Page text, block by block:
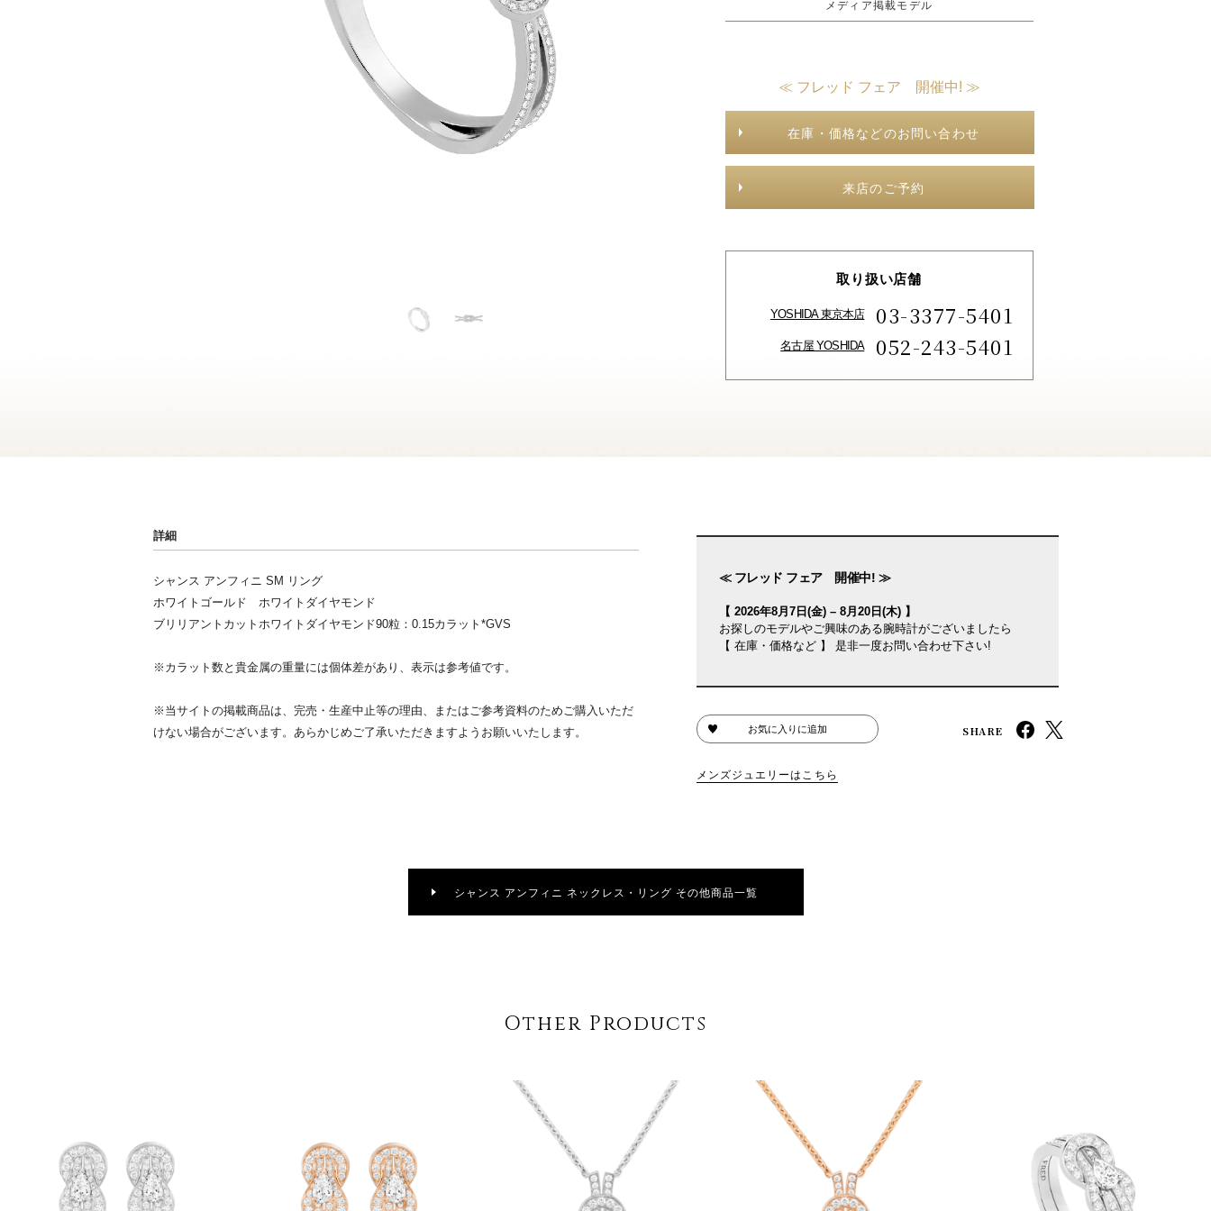
メディア掲載モデル
≪ フレッド フェア 開催中! ≫
在庫・価格などのお問い合わせ
来店のご予約
取り扱い店舗
YOSHIDA 東京本店 03-3377-5401
名古屋 YOSHIDA 052-243-5401
詳細
シャンス アンフィニ SM リング
ホワイトゴールド ホワイトダイヤモンド
ブリリアントカットホワイトダイヤモンド90粒：0.15カラット*GVS
※カラット数と貴金属の重量には個体差があり、表示は参考値です。
※当サイトの掲載商品は、完売・生産中止等の理由、またはご参考資料のためご購入いただ
けない場合がございます。あらかじめご了承いただきますようお願いいたします。
≪ フレッド フェア 開催中! ≫
【 2026年8月7日(金) – 8月20日(木) 】
お探しのモデルやご興味のある腕時計がございましたら
【 在庫・価格など 】 是非一度お問い合わせ下さい!
お気に入りに追加 SHARE
メンズジュエリーはこちら
シャンス アンフィニ ネックレス・リング その他商品一覧
Other Products